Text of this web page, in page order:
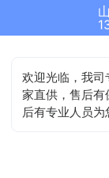
欢迎光临，我
家直供，售后有
后有专业人员为